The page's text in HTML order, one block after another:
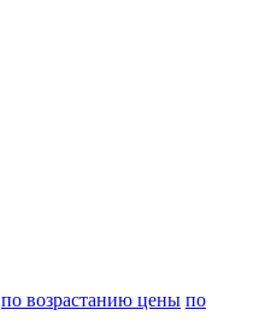
по возрастанию цены по